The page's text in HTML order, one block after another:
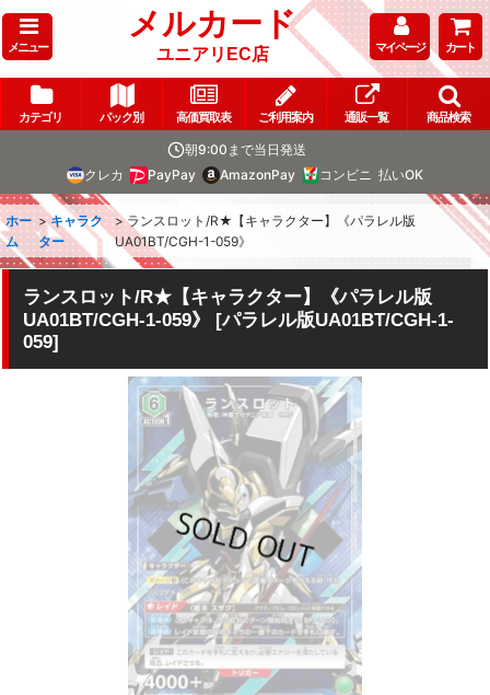
メニュー
メルカード
ユニアリEC店 マイページ カート
カテゴリ パック別 高価買取表 ご利用案内 通販一覧 商品検索
朝9:00まで当日発送
クレカ
PayPay AmazonPay コンビニ 払いOK
ホー
ム
> キャラク
ター
> ランスロット/R★【キャラクター】《パラレル版
UA01BT/CGH-1-059》
ランスロット/R★【キャラクター】《パラレル版
UA01BT/CGH-1-059》
[パラレル版UA01BT/CGH-1-
059]